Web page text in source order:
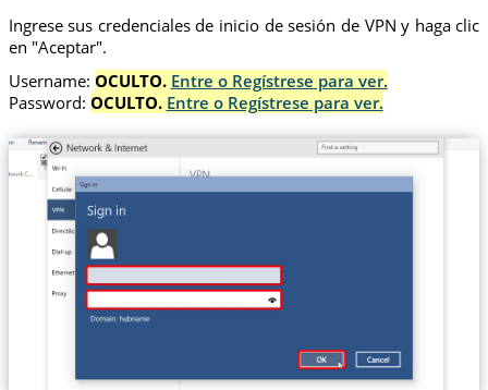
Ingrese sus credenciales de inicio de sesión de VPN y haga clic
en "Aceptar".
Username: OCULTO. Entre o Regístrese para ver.
Password: OCULTO. Entre o Regístrese para ver.